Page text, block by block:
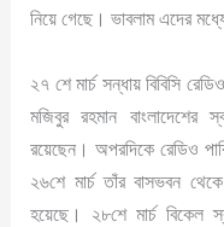
নিয়ে গেছে। ভাবলাম এদের
২৭ শে মার্চ সন্ধায় বিবিসি
মজিবুর রহমান বাংলাদেশের
রয়েছেন। অপরদিকে রেডিও
২৬শে মার্চ তাঁর বাসভবন
হয়েছে। ২৮শে মার্চ বিকেল